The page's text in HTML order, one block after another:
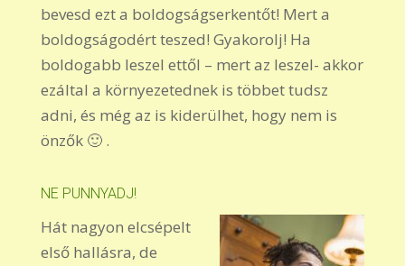
bevesd ezt a boldogságserkentőt! Mert a
boldogságodért teszed! Gyakorolj! Ha
boldogabb leszel ettől – mert az leszel- akkor
ezáltal a környezetednek is többet tudsz
adni, és még az is kiderülhet, hogy nem is
önzők 🙂 .
NE PUNNYADJ!
Hát nagyon elcsépelt
első hallásra, de